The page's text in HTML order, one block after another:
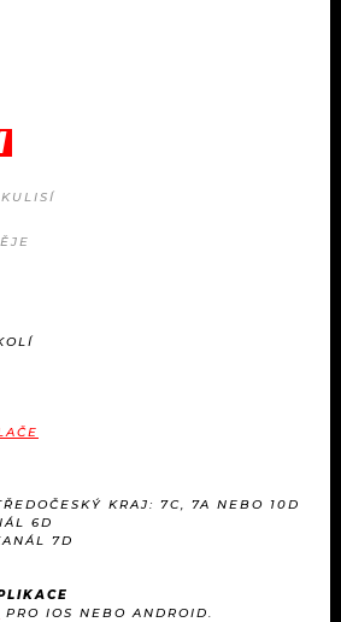
KRAJ: 7C, 7A NEBO 10D
6D
7D
PRO IOS NEBO ANDROID.